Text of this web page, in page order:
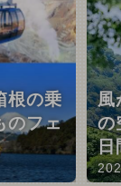
根の乗
のフェ
風
の
日